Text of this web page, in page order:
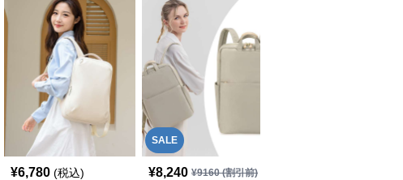
¥6,780 (税込)
SALE
¥8,240 ¥9160(割引前)